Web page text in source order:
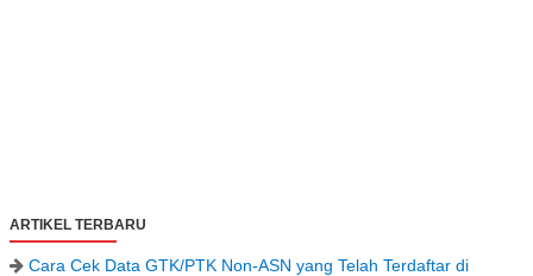
ARTIKEL TERBARU
Cara Cek Data GTK/PTK Non-ASN yang Telah Terdaftar di